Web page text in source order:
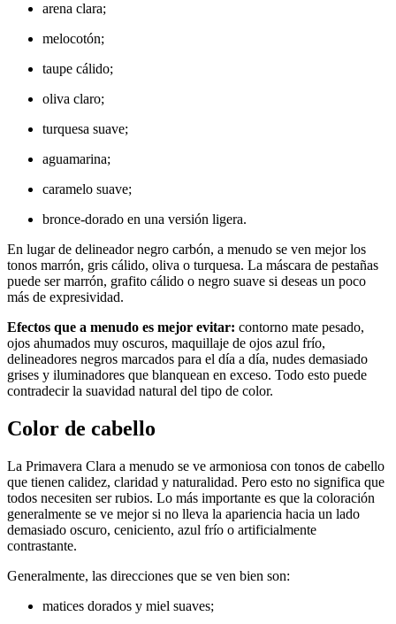
arena clara;
melocotón;
taupe cálido;
oliva claro;
turquesa suave;
aguamarina;
caramelo suave;
bronce-dorado en una versión ligera.
En lugar de delineador negro carbón, a menudo se ven mejor los
tonos marrón, gris cálido, oliva o turquesa. La máscara de pestañas
puede ser marrón, grafito cálido o negro suave si deseas un poco
más de expresividad.
Efectos que a menudo es mejor evitar: contorno mate pesado,
ojos ahumados muy oscuros, maquillaje de ojos azul frío,
delineadores negros marcados para el día a día, nudes demasiado
grises y iluminadores que blanquean en exceso. Todo esto puede
contradecir la suavidad natural del tipo de color.
Color de cabello
La Primavera Clara a menudo se ve armoniosa con tonos de cabello
que tienen calidez, claridad y naturalidad. Pero esto no significa que
todos necesiten ser rubios. Lo más importante es que la coloración
generalmente se ve mejor si no lleva la apariencia hacia un lado
demasiado oscuro, ceniciento, azul frío o artificialmente
contrastante.
Generalmente, las direcciones que se ven bien son:
matices dorados y miel suaves;